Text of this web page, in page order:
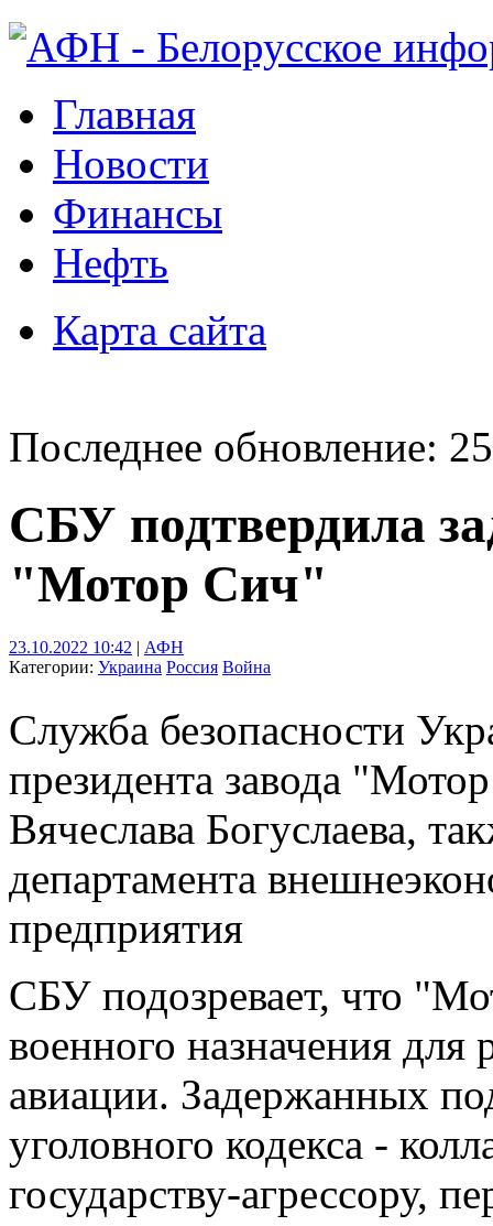
Главная
Новости
Финансы
Нефть
Карта сайта
Последнее обновление:
СБУ подтвердила
"Мотор Сич"
23.10.2022 10:42 | АФН
Категории: Украина Россия Война
Служба безопасности
президента завода
Вячеслава Богуслаева,
департамента
предприятия
СБУ подозревает, что
военного назначения
авиации. Задержанных
уголовного кодекса -
государству-агрессору,